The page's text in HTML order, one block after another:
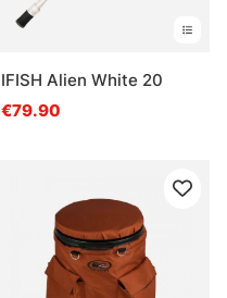
IFISH Alien White 20
€79.90